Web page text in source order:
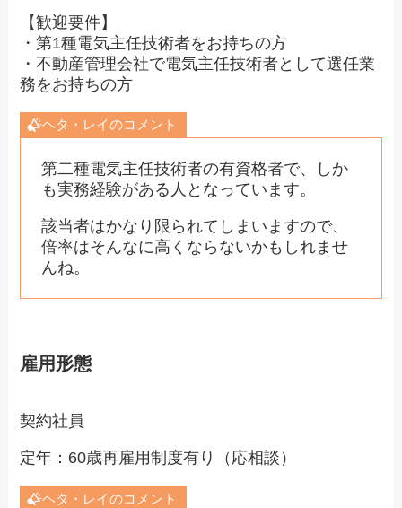
【歓迎要件】
・第1種電気主任技術者をお持ちの方
・不動産管理会社で電気主任技術者として選任業
務をお持ちの方
ヘタ・レイのコメント
第二種電気主任技術者の有資格者で、しか
も実務経験がある人となっています。
該当者はかなり限られてしまいますので、
倍率はそんなに高くならないかもしれませ
んね。
雇用形態
契約社員
定年：60歳再雇用制度有り（応相談）
ヘタ・レイのコメント